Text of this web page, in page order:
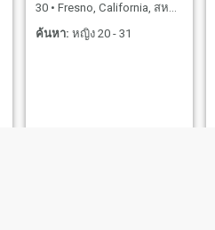
30 • Fresno, California, สหรัฐอเมริกา
ค้นหา: หญิง 20 - 31